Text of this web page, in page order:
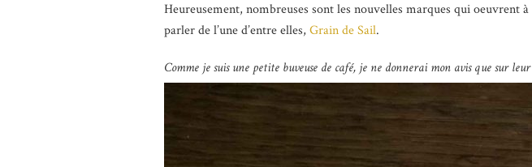
Heureusement, nombreuses sont les nouvelles marques qui oeuvrent
parler de l’une d’entre elles, Grain de Sail.
Comme je suis une petite buveuse de café, je ne donnerai mon avis que sur leur